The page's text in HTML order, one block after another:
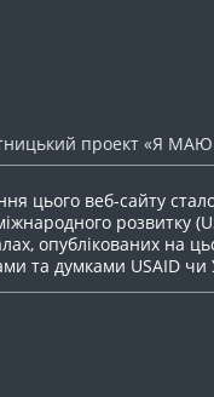
проект «Я
цього веб-сайту
розвитку
опублікованих на
та думками USAID